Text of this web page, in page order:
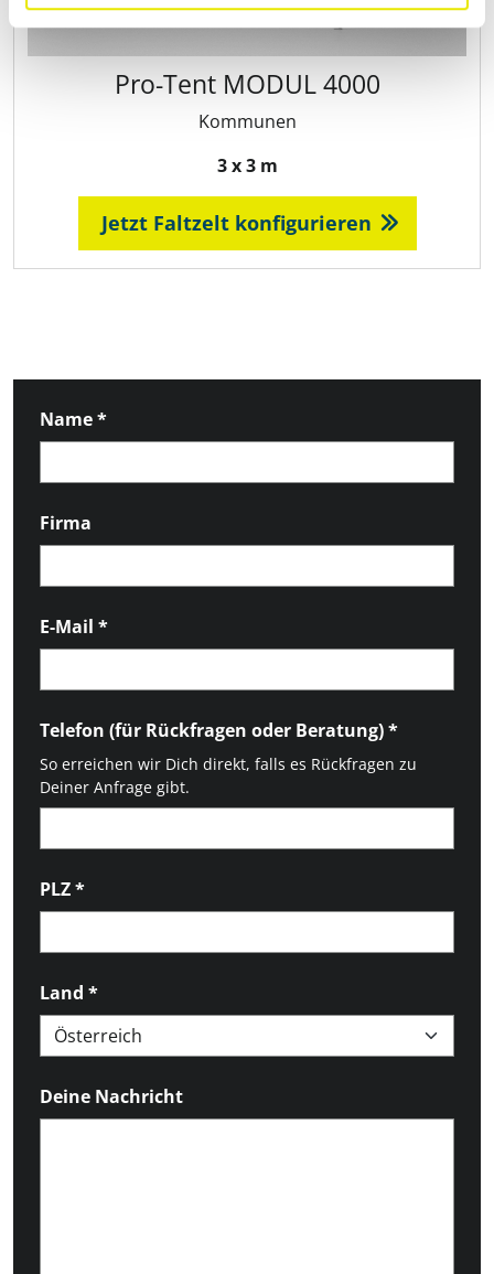
Pro‑Tent MODUL 4000
Kommunen
3 x 3 m
Jetzt Faltzelt konfigurieren
Name*
Firma
E-Mail *
Telefon (für Rückfragen oder Beratung)*
So erreichen wir Dich direkt, falls es Rückfragen zu
Deiner Anfrage gibt.
PLZ*
Land *
Deine Nachricht